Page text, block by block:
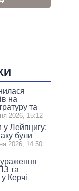
на
та
2026, 15:12
у Лейпцигу:
були
2026, 14:50
та
Керчі